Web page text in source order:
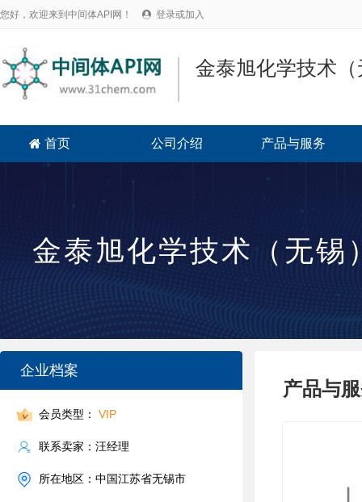
您好，欢迎来到中间体API网！  登录或加入
金泰旭化学技术
 首页 公司介绍 产品与服务
金泰旭化学技术（无锡
企业档案
会员类型： VIP
联系卖家：汪经理
所在地区：中国江苏省无锡市
产品与